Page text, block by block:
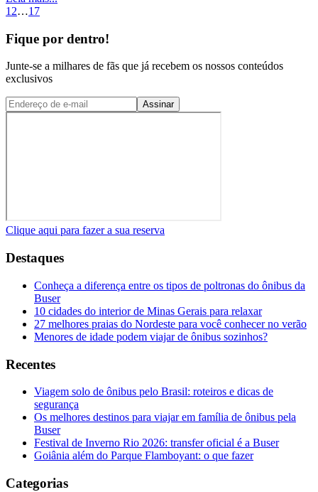
1 2…17
Fique por dentro!
Junte-se a milhares de fãs que já recebem os nossos conteúdos
exclusivos
Assinar
Clique aqui para fazer a sua reserva
Destaques
Conheça a diferença entre os tipos de poltronas do ônibus da
Buser
10 cidades do interior de Minas Gerais para relaxar
27 melhores praias do Nordeste para você conhecer no verão
Menores de idade podem viajar de ônibus sozinhos?
Recentes
Viagem solo de ônibus pelo Brasil: roteiros e dicas de
segurança
Os melhores destinos para viajar em família de ônibus pela
Buser
Festival de Inverno Rio 2026: transfer oficial é a Buser
Goiânia além do Parque Flamboyant: o que fazer
Categorias